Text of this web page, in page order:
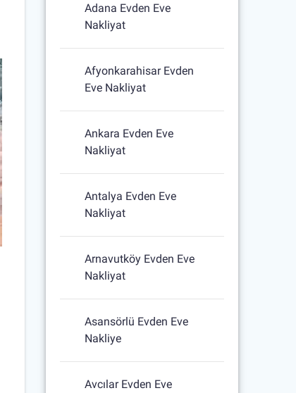
Adana Evden Eve
Nakliyat
Afyonkarahisar Evden
Eve Nakliyat
Ankara Evden Eve
Nakliyat
Antalya Evden Eve
Nakliyat
Arnavutköy Evden Eve
Nakliyat
Asansörlü Evden Eve
Nakliye
Avcılar Evden Eve